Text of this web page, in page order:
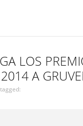
LOS
A
tagged: